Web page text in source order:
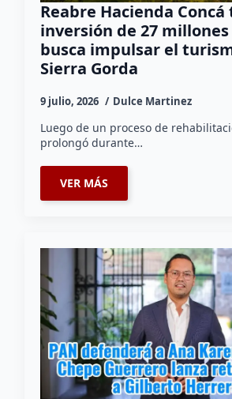
Reabre Hacienda Concá
inversión de 27 millones
busca impulsar el
Sierra Gorda
9 julio, 2026 Dulce Martinez
Luego de un proceso de
prolongó durante…
VER MÁS